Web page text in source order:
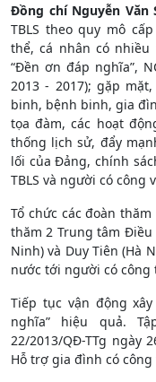
Đồng chí Nguyễn Văn
TBLS theo quy mô
thể, cá nhân có
“Đền ơn đáp nghĩa”,
2013 - 2017); gặp
binh, bệnh binh, gia
tọa đàm, các hoạt
thống lịch sử, đẩy
lối của Đảng, chính
TBLS và người có công
Tổ chức các đoàn
thăm 2 Trung tâm
Ninh) và Duy Tiên (Hà
nước tới người có
Tiếp tục vận động
nghĩa” hiệu quả.
22/2013/QĐ-TTg ngày
Hỗ trợ gia đình có